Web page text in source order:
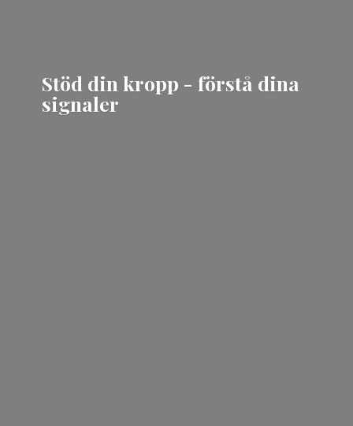
Stöd din kropp - förstå dina
signaler